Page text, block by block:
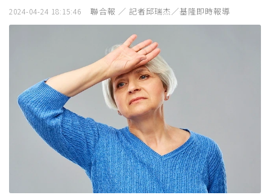
2024-04-24 18:15:46 聯合報 ／ 記者邱瑞杰／基隆即時報導